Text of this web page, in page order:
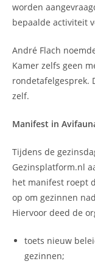
worden
bepaalde activiteit
André Flach
Kamer zelfs geen
rondetafelgesprek.
zelf.
Manifest in
Tijdens de
Gezinsplatform.nl
het manifest roept
op om gezinnen
Hiervoor deed de
toets nieuw
gezinnen;